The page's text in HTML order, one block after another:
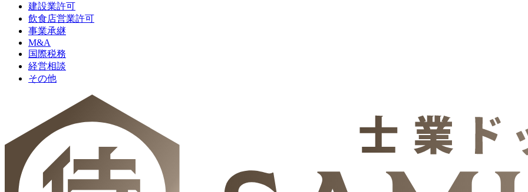
建設業許可
飲食店営業許可
事業承継
M&A
国際税務
経営相談
その他